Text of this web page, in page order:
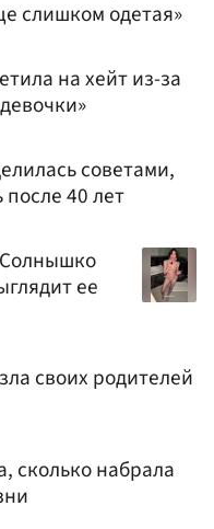
слишком одетая»
на хейт из-за
советами,
после 40 лет
ее
своих родителей
сколько набрала